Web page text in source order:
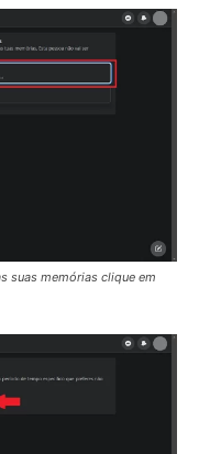
suas memórias clique em